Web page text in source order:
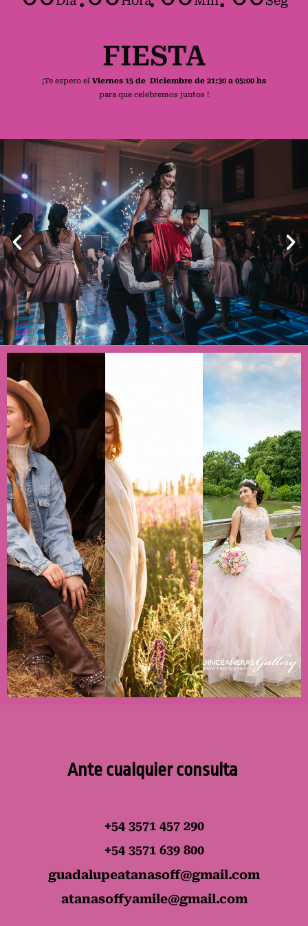
FIESTA
¡Te espero el Viernes 15 de Diciembre de 21:30 a 05:00 hs
para que celebremos juntos !
VER
VER
VER
Ante cualquier consulta
+54 3571 457 290
+54 3571 639 800
guadalupeatanasoff@gmail.com
atanasoffyamile@gmail.com